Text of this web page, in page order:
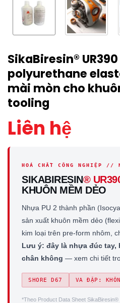
SikaBiresin®
polyurethane
mài mòn cho
tooling
Liên hệ
HOÁ CHẤT CÔNG NGHIỆP //
SIKABIRESIN®
KHUÔN MỀM DẺO
Nhựa PU 2 thành phần
sản xuất khuôn mềm dẻo
kim loại trên pre-form nhôm,
Lưu ý: đây là nhựa đúc tay,
chân không — xem chi tiết
SHORE D67 VA ĐẬP:
*Theo Product Data Sheet SikaBiresin®